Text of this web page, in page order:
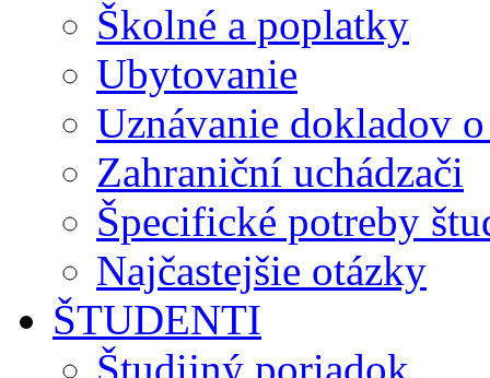
Školné a poplatky
Ubytovanie
Uznávanie dokladov
Zahraniční uchádzači
Špecifické potreby
Najčastejšie otázky
ŠTUDENTI